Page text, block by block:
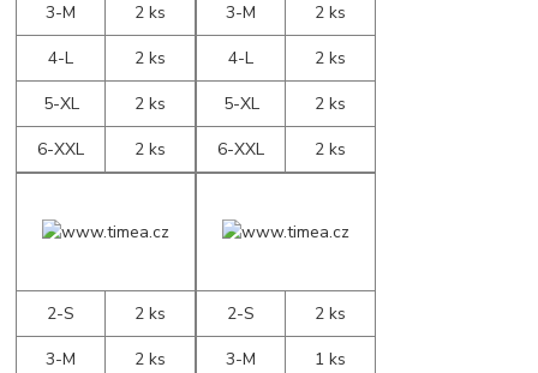
3-M
2 ks
4-L
2 ks
5-XL
2 ks
6-XXL
2 ks
3-M
2 ks
4-L
2 ks
5-XL
2 ks
6-XXL
2 ks
2-S
2 ks
3-M
2 ks
2-S
2 ks
3-M
1 ks